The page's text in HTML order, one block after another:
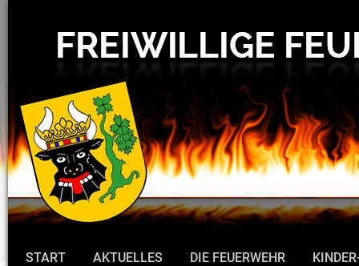
START AKTUELLES DIE FEUERWEHR